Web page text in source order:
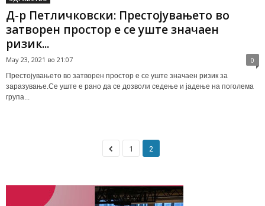
Д-р Петличковски: Престојувањето во
затворен простор е се уште значаен
ризик...
May 23, 2021 во 21:07 0
Престојувањето во затворен простор е се уште значаен ризик за
заразување.Се уште е рано да се дозволи седење и јадење на поголема
група...
1 2